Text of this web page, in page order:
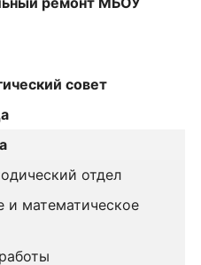
совет
отдел
и математическое